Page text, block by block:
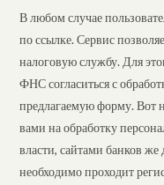
В любом случае
по ссылке. Сервис
налоговую службу. Для
ФНС согласиться с
предлагаемую форму. Вот
вами на обработку
власти, сайтами банков
необходимо проходит